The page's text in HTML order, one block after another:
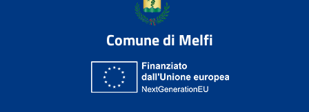
Comune di Melfi